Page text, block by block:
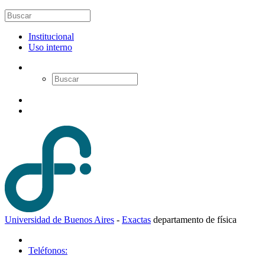
Institucional
Uso interno
Universidad de Buenos Aires - Exactas departamento de física
Teléfonos: